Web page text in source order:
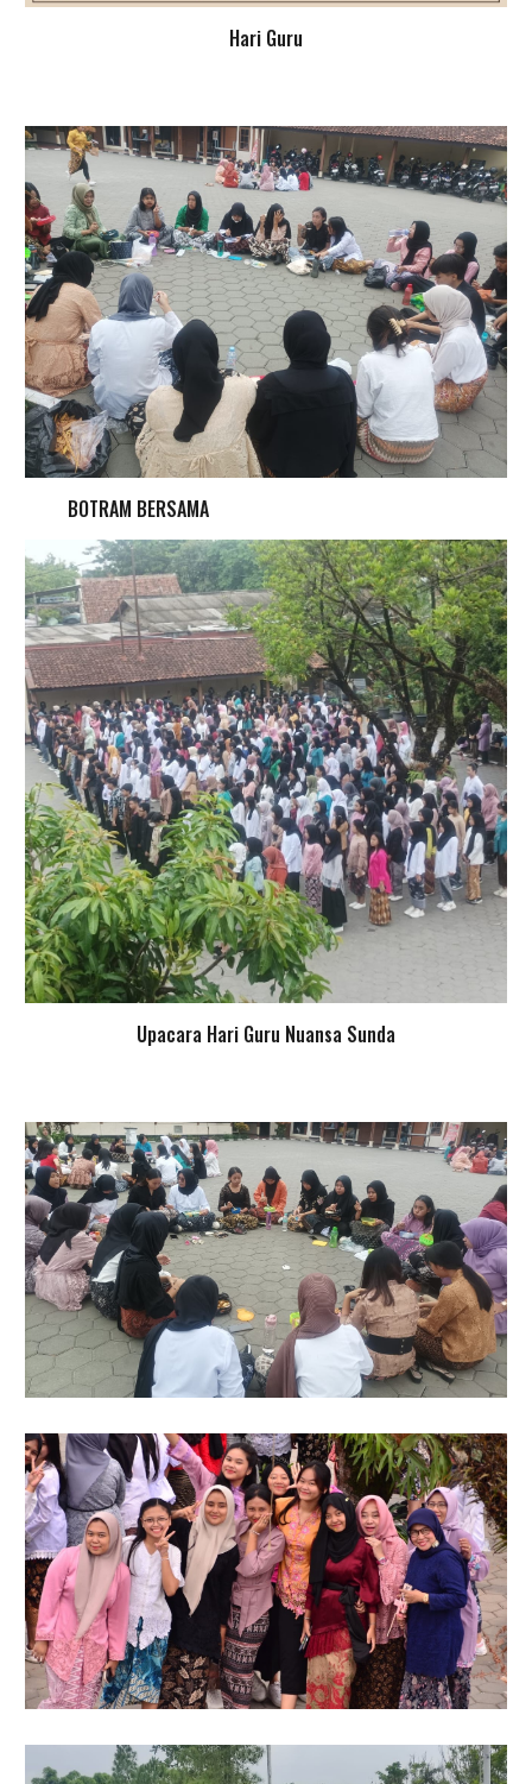
Hari Guru
BOTRAM BERSAMA
Upacara Hari Guru Nuansa Sunda